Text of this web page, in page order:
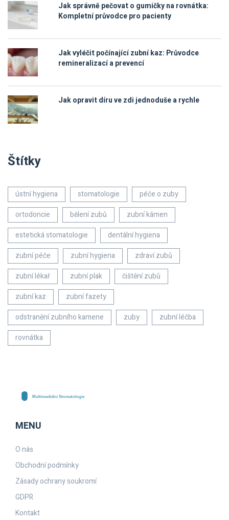
Jak správně pečovat o gumičky na rovnátka:
Kompletní průvodce pro pacienty
Jak vyléčit počínající zubní kaz: Průvodce
remineralizací a prevencí
Jak opravit díru ve zdi jednoduše a rychle
Štítky
ústní hygiena stomatologie
péče o zuby
ortodoncie
bělení zubů
zubní kámen
estetická stomatologie
dentální hygiena
zubní péče
zubní hygiena
zdraví zubů
zubní lékař
zubní plak
čištění zubů
zubní kaz
zubní fazety
odstranění zubního kamene
zuby
zubní léčba
rovnátka
MENU
O nás
Obchodní podmínky
Zásady ochrany soukromí
GDPR
Kontakt